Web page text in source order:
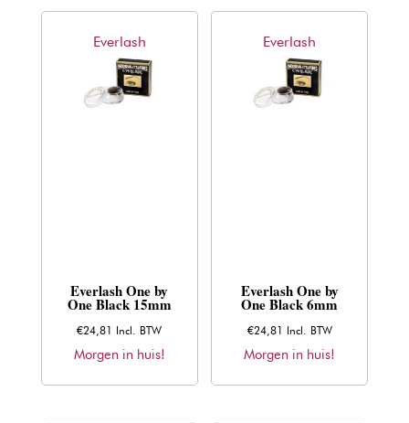
Everlash
Everlash One by
One Black 15mm
€24,81 Incl. BTW
Morgen in huis!
Everlash
Everlash One by
One Black 6mm
€24,81 Incl. BTW
Morgen in huis!